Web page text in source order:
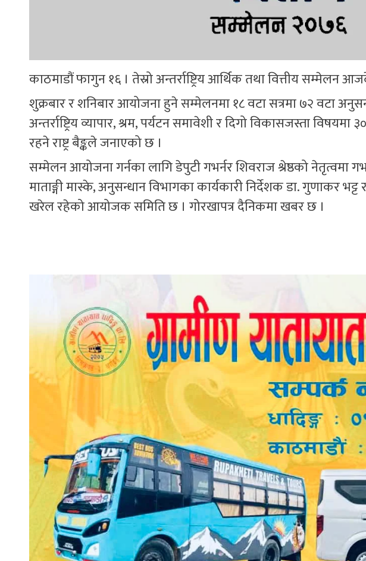
काठमाडौं फागुन १६ । तेस्रो अन्तर्राष्ट्रिय आर्थिक तथा वित्तीय सम्मेलन
शुक्रबार र शनिबार आयोजना हुने सम्मेलनमा १८ वटा सत्रमा ७२ वटा
अन्तर्राष्ट्रिय व्यापार, श्रम, पर्यटन समावेशी र दिगो विकासजस्ता विषयमा
रहने राष्ट्र बैङ्कले जनाएको छ ।
सम्मेलन आयोजना गर्नका लागि डेपुटी गभर्नर शिवराज श्रेष्ठको नेतृत्वमा
माताङ्गी मास्के, अनुसन्धान विभागका कार्यकारी निर्देशक डा. गुणाकर
खरेल रहेको आयोजक समिति छ । गोरखापत्र दैनिकमा खबर छ ।